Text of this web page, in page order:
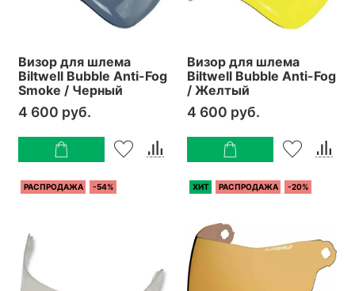
Визор для шлема
Biltwell Bubble Anti-Fog
Smoke / Черный
4 600 руб.
Визор для шлема
Biltwell Bubble Anti-Fog
/ Желтый
4 600 руб.
РАСПРОДАЖА -54% ХИТ РАСПРОДАЖА -20%